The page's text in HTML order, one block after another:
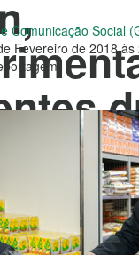
às
Comunicação Social
Fevereiro de 2018 às